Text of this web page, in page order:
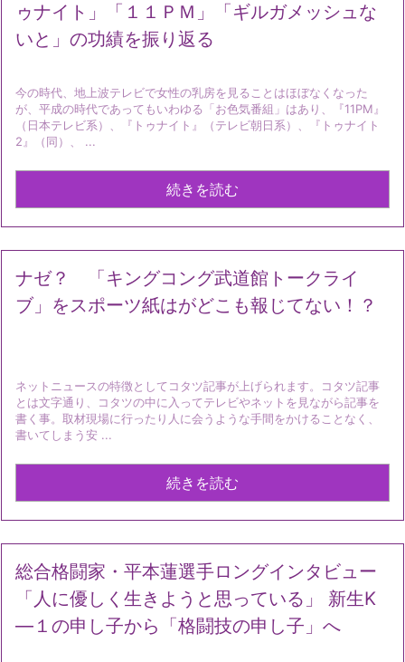
ゥナイト」「１１ＰＭ」「ギルガメッシュな
いと」の功績を振り返る
今の時代、地上波テレビで女性の乳房を見ることはほぼなくなった
が、平成の時代であってもいわゆる「お色気番組」はあり、『11PM』
（日本テレビ系）、『トゥナイト』（テレビ朝日系）、『トゥナイト
2』（同）、 ...
続きを読む
ナゼ？ 「キングコング武道館トークライ
ブ」をスポーツ紙はがどこも報じてない！？
ネットニュースの特徴としてコタツ記事が上げられます。コタツ記事
とは文字通り、コタツの中に入ってテレビやネットを見ながら記事を
書く事。取材現場に行ったり人に会うような手間をかけることなく、
書いてしまう安 ...
続きを読む
総合格闘家・平本蓮選手ロングインタビュー
「人に優しく生きようと思っている」 新生K
—１の申し子から「格闘技の申し子」へ